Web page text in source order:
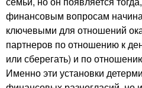
финансовым вопросам
ключевыми для отношений
партнеров по отношению к
или сберегать) и по
Именно эти установки